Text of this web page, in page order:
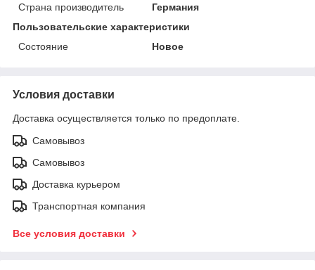
Страна производитель
Германия
Пользовательские характеристики
Состояние
Новое
Условия доставки
Доставка осуществляется только по предоплате.
Самовывоз
Самовывоз
Доставка курьером
Транспортная компания
Все условия доставки